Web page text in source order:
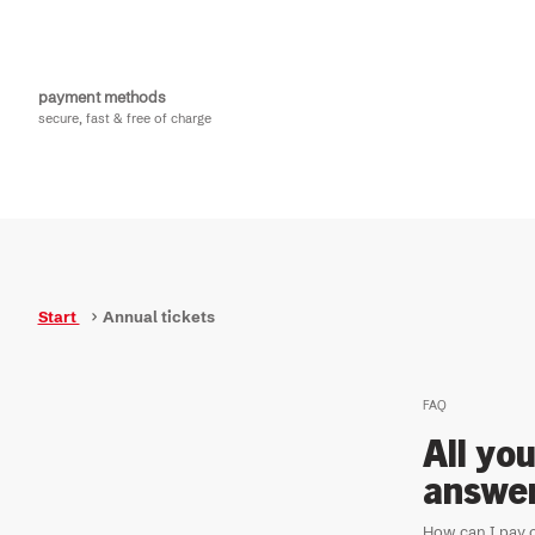
payment methods
secure, fast & free of charge
Start Annual tickets
FAQ
All